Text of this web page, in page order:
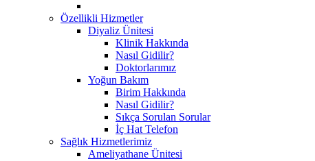
Özellikli Hizmetler
Diyaliz Ünitesi
Klinik Hakkında
Nasıl Gidilir?
Doktorlarımız
Yoğun Bakım
Birim Hakkında
Nasıl Gidilir?
Sıkça Sorulan Sorular
İç Hat Telefon
Sağlık Hizmetlerimiz
Ameliyathane Ünitesi